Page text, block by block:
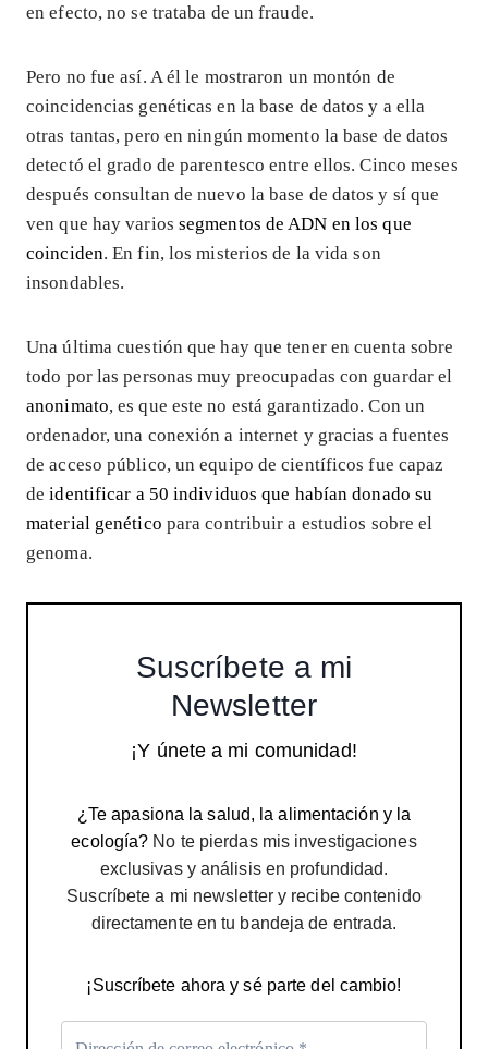
en efecto, no se trataba de un fraude.
Pero no fue así. A él le mostraron un montón de
coincidencias genéticas en la base de datos y a ella
otras tantas, pero en ningún momento la base de datos
detectó el grado de parentesco entre ellos. Cinco meses
después consultan de nuevo la base de datos y sí que
ven que hay varios segmentos de ADN en los que
coinciden. En fin, los misterios de la vida son
insondables.
Una última cuestión que hay que tener en cuenta sobre
todo por las personas muy preocupadas con guardar el
anonimato, es que este no está garantizado. Con un
ordenador, una conexión a internet y gracias a fuentes
de acceso público, un equipo de científicos fue capaz
deidentificar a 50 individuos que habían donado su
material genético para contribuir a estudios sobre el
genoma.
Suscríbete a mi
Newsletter
¡Y únete a mi comunidad!
¿Te apasiona la salud, la alimentación y la
ecología? No te pierdas mis investigaciones
exclusivas y análisis en profundidad.
Suscríbete a mi newsletter y recibe contenido
directamente en tu bandeja de entrada.
¡Suscríbete ahora y sé parte del cambio!